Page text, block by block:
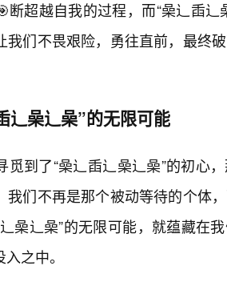
断超越自我的过程，而“喿辶臿辶
我们不畏艰险，勇往直前，最终
辶喿辶喿”的无限可能
觅到了“喿辶臿辶喿辶喿”的初心
我们不再是那个被动等待的个体
喿辶喿”的无限可能，就蕴藏在
之中。